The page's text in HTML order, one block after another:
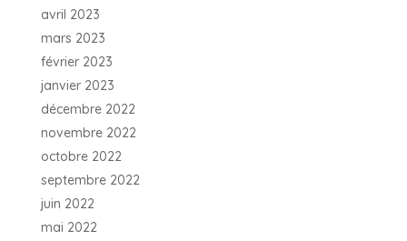
avril 2023
mars 2023
février 2023
janvier 2023
décembre 2022
novembre 2022
octobre 2022
septembre 2022
juin 2022
mai 2022